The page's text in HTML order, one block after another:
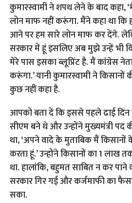
कुमारस्वामी ने शपथ लेने के बाद कहा,
लोन माफ नहीं करूंगा. मैंने कहा था कि
आने पर हम सारे लोन माफ कर देंगे.
सरकार में हूं इसलिए अब मुझे उन्हें भी
मेरे पास इसका ब्लूप्रिंट है. मैं कांग्रेस
करूंगा.’ यानी कुमारस्वामी ने
कुछ नहीं कहा है.
आपको बता दें कि इससे पहले ढाई दिन
सीएम बने थे और उन्होंने मुख्यमंत्री
था, ‘अपने वादे के मुताबिक मैं
करता हूं.’ उन्होंने किसानों का 1 लाख
था. हालांकि, बहुमत साबित न कर
सरकार गिर गई और कर्जमाफी का
सका.